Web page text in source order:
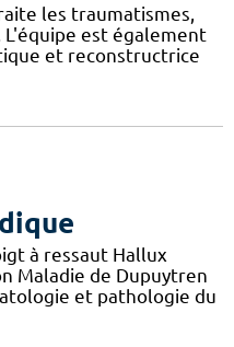
les traumatismes,
est également
et reconstructrice
à ressaut Hallux
Maladie de Dupuytren
et pathologie du